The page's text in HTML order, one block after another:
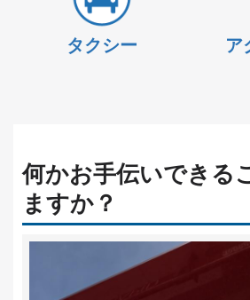
タクシー ア
何かお手伝いできる
ますか？